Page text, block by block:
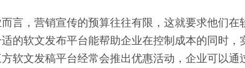
言，营销宣传的预算往往有限，这就要求他们在
的软文发布平台能帮助企业在控制成本的同时，
软文发稿平台经常会推出优惠活动，企业可以通